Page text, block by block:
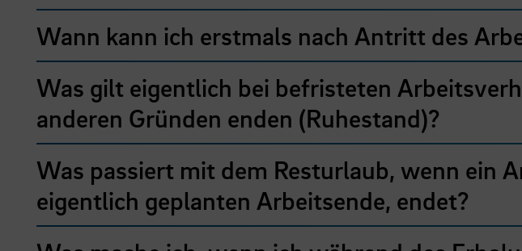
Wann kann ich erstmals nach Antritt des
Was gilt eigentlich bei befristeten
anderen Gründen enden (Ruhestand)?
Was passiert mit dem Resturlaub, wenn ein
eigentlich geplanten Arbeitsende, endet?